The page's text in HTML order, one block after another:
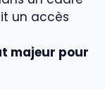
un accès
majeur pour